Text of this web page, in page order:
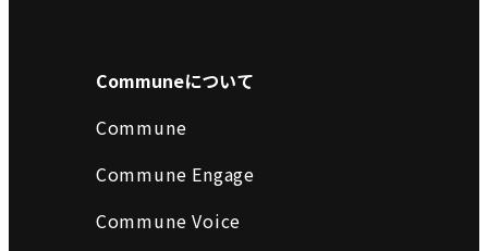
Communeについて
Commune
Commune Engage
Commune Voice